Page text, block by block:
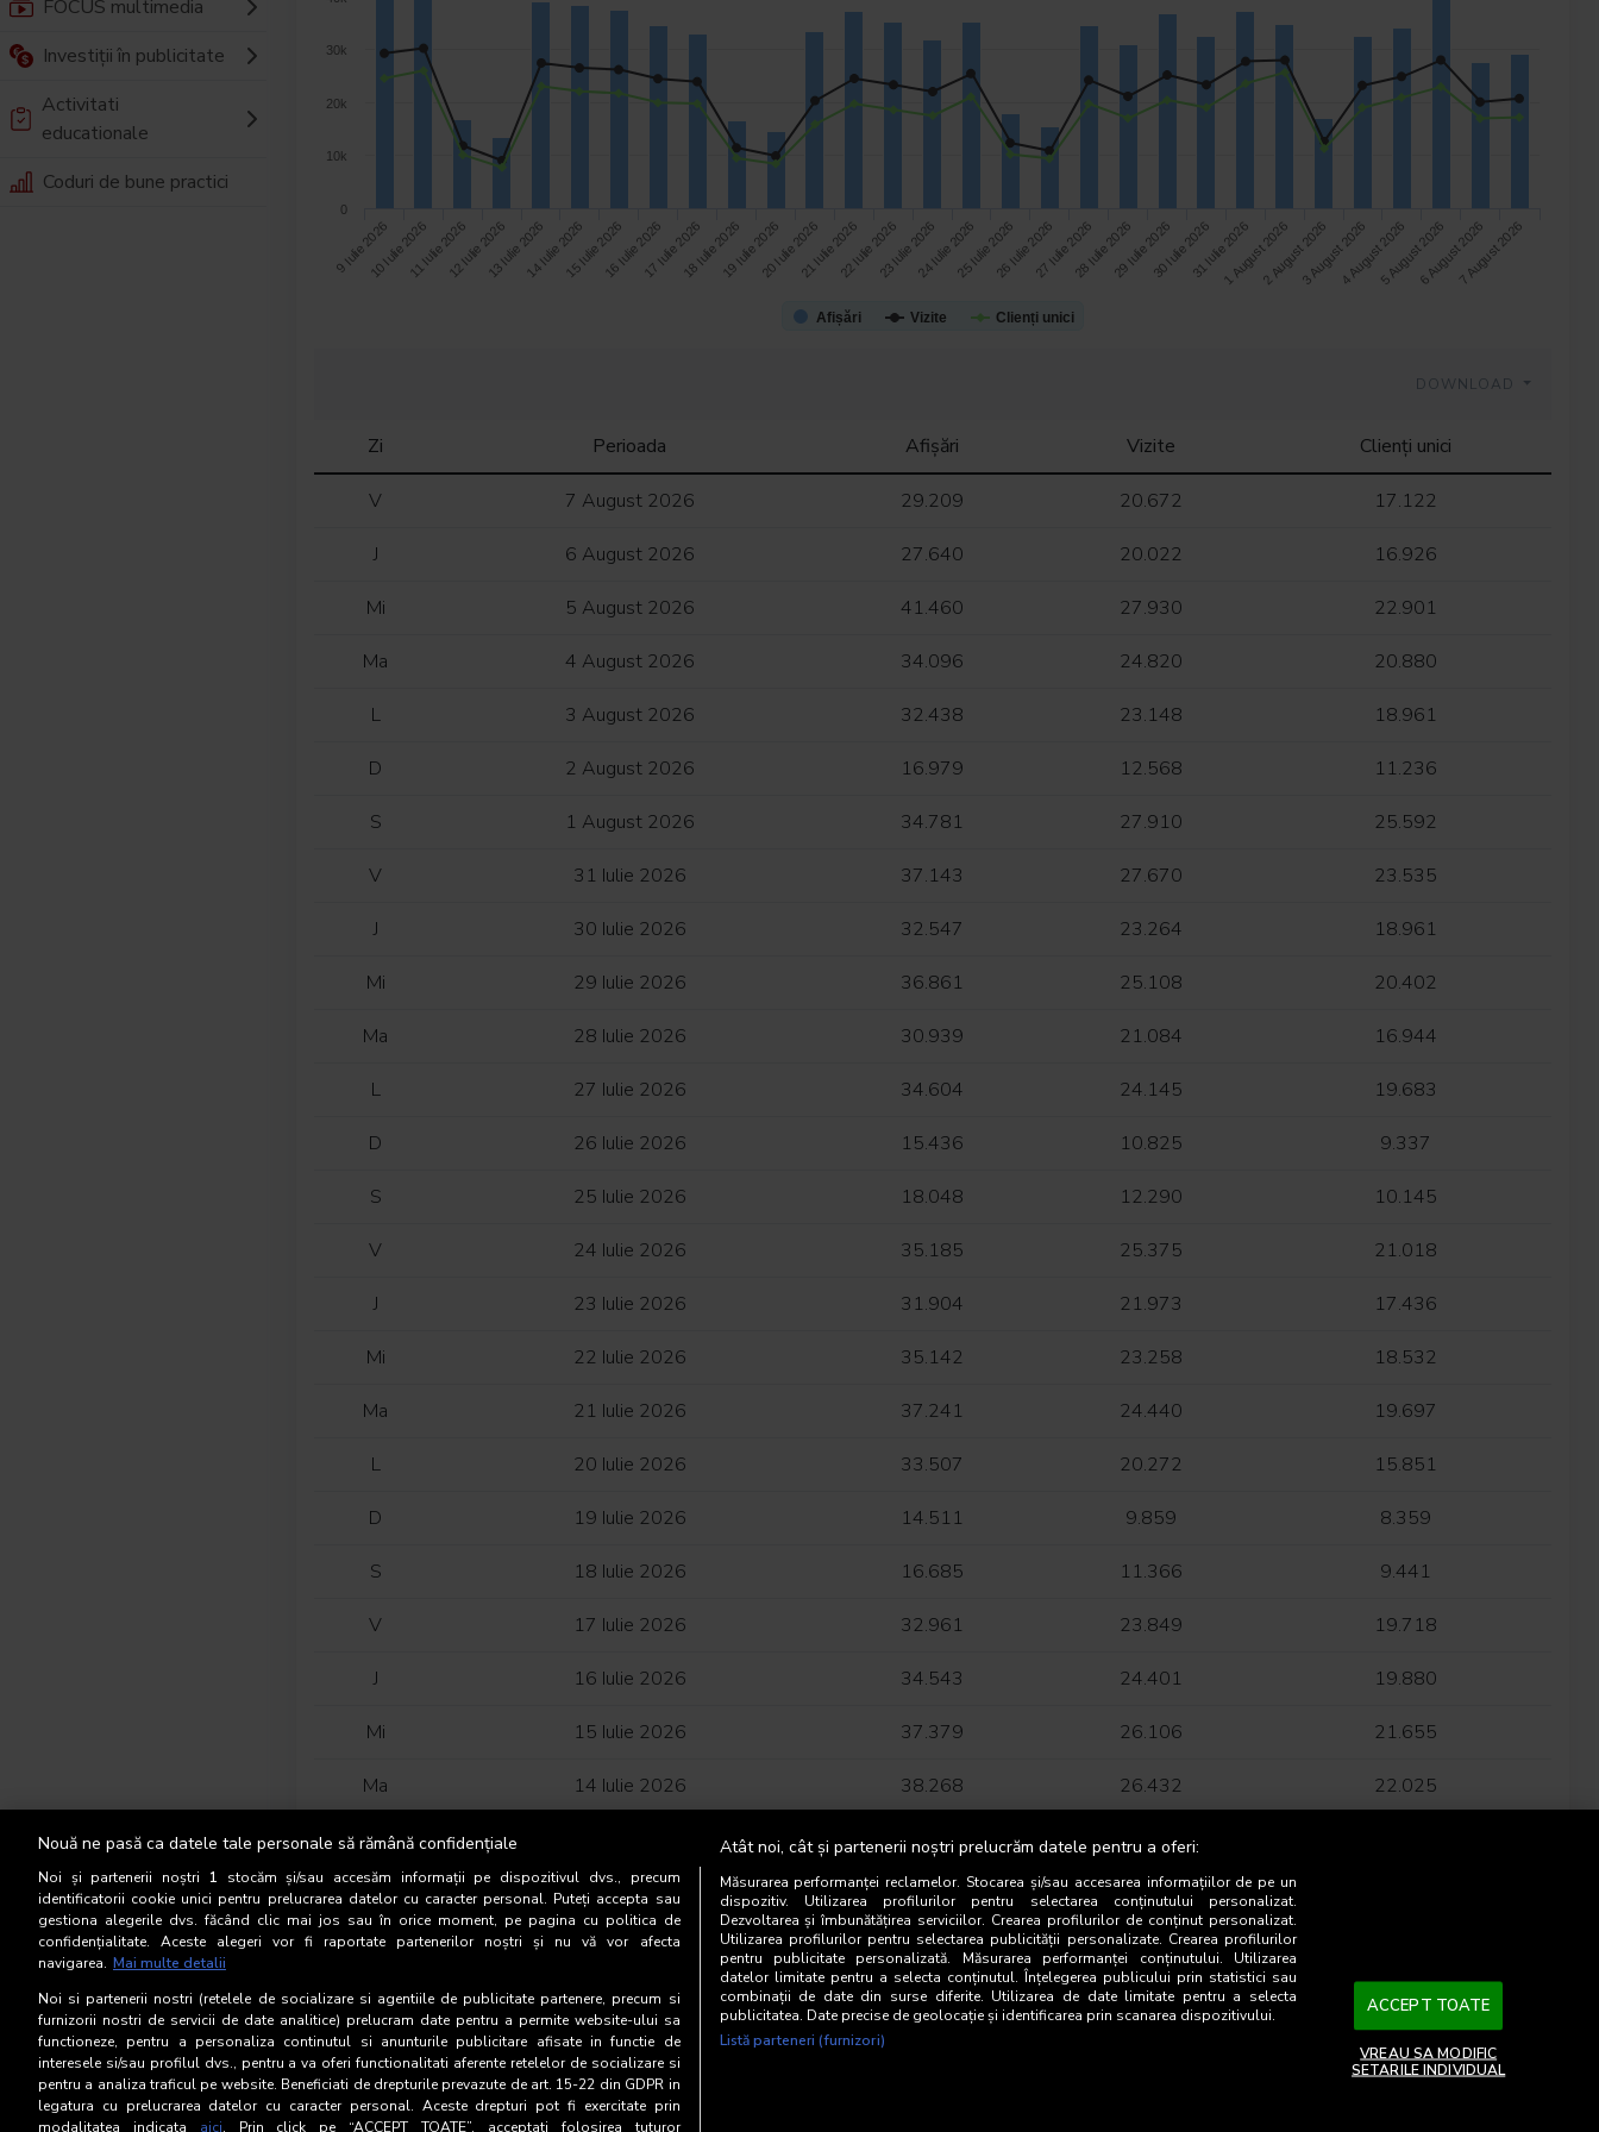
FOCUS multimedia
Investiții în publicitate
Activitati
educationale
Coduri de bune practici
Afișări Vizite Clienți unici
9 Iulie 202610 Iulie 202611 Iulie 202612 Iulie 202613 Iulie 202614 Iulie 202615 Iulie 202616 Iulie 202617 Iulie 202618 Iulie 202619 Iulie 202620 Iulie 202621 Iulie 202622 Iulie 202623 Iulie 202624 Iulie 202625 Iulie 202626 Iulie 202627 Iulie 202628 Iulie 202629 Iulie 202630 Iulie 202631 Iulie 20261 August 20262 August 20263 August 20264 August 20265 August 20266 August 20267 August 2026
0
10k
20k
30k
DOWNLOAD
Zi Perioada Afișări Vizite Clienți unici
V 7 August 2026 29.209 20.672 17.122
J 6 August 2026 27.640 20.022 16.926
Mi 5 August 2026 41.460 27.930 22.901
Ma 4 August 2026 34.096 24.820 20.880
L 3 August 2026 32.438 23.148 18.961
D 2 August 2026 16.979 12.568 11.236
S 1 August 2026 34.781 27.910 25.592
V 31 Iulie 2026 37.143 27.670 23.535
J 30 Iulie 2026 32.547 23.264 18.961
Mi 29 Iulie 2026 36.861 25.108 20.402
Ma 28 Iulie 2026 30.939 21.084 16.944
L 27 Iulie 2026 34.604 24.145 19.683
D 26 Iulie 2026 15.436 10.825 9.337
S 25 Iulie 2026 18.048 12.290 10.145
V 24 Iulie 2026 35.185 25.375 21.018
J 23 Iulie 2026 31.904 21.973 17.436
Mi 22 Iulie 2026 35.142 23.258 18.532
Ma 21 Iulie 2026 37.241 24.440 19.697
L 20 Iulie 2026 33.507 20.272 15.851
D 19 Iulie 2026 14.511 9.859 8.359
S 18 Iulie 2026 16.685 11.366 9.441
V 17 Iulie 2026 32.961 23.849 19.718
J 16 Iulie 2026 34.543 24.401 19.880
Mi 15 Iulie 2026 37.379 26.106 21.655
Ma 14 Iulie 2026 38.268 26.432 22.025
L 38.981 27.370
D 12 Iulie 2026 13.479 8.979
S 11 Iulie 2026 16.794 11.760
V 10 Iulie 2026 42.132 30.138 25.939
9 Iulie 2026 24.489
Nouă ne pasă ca datele tale personale să rămână confidențiale
Noi și partenerii noștri 1 stocăm și/sau accesăm informații pe dispozitivul dvs., precum
identificatorii cookie unici pentru prelucrarea datelor cu caracter personal. Puteți accepta sau
gestiona alegerile dvs. făcând clic mai jos sau în orice moment, pe pagina cu politica de
confidențialitate. Aceste alegeri vor fi raportate partenerilor noștri și nu vă vor afecta
navigarea. Mai multe detalii
Noi si partenerii nostri (retelele de socializare si agentiile de publicitate partenere, precum si
furnizorii nostri de servicii de date analitice) prelucram date pentru a permite website-ului sa
functioneze, pentru a personaliza continutul si anunturile publicitare afisate in functie de
interesele si/sau profilul dvs., pentru a va oferi functionalitati aferente retelelor de socializare si
pentru a analiza traficul pe website. Beneficiati de drepturile prevazute de art. 15-22 din GDPR in
legatura cu prelucrarea datelor cu caracter personal. Aceste drepturi pot fi exercitate prin
modalitatea indicata aici. Prin click pe “ACCEPT TOATE”, acceptati folosirea tuturor
Atât noi, cât și partenerii noștri prelucrăm datele pentru a oferi:
Măsurarea performanței reclamelor. Stocarea și/sau accesarea informațiilor de pe un
dispozitiv. Utilizarea profilurilor pentru selectarea conținutului personalizat.
Dezvoltarea și îmbunătățirea serviciilor. Crearea profilurilor de conținut personalizat.
Utilizarea profilurilor pentru selectarea publicității personalizate. Crearea profilurilor
pentru publicitate personalizată. Măsurarea performanței conținutului. Utilizarea
datelor limitate pentru a selecta conținutul. Înțelegerea publicului prin statistici sau
combinații de date din surse diferite. Utilizarea de date limitate pentru a selecta
publicitatea. Date precise de geolocație și identificarea prin scanarea dispozitivului.
Listă parteneri (furnizori)
ACCEPT TOATE
VREAU SA MODIFIC
SETARILE INDIVIDUAL